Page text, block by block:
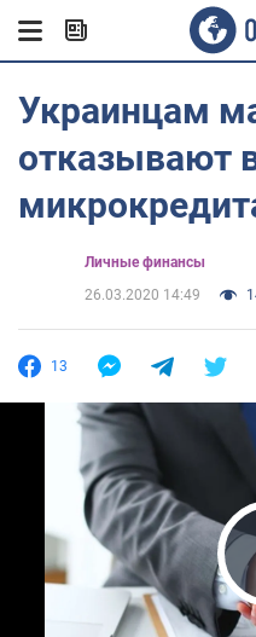
Украинцам
отказывают
Личные финансы
26.03.2020 14:49
13